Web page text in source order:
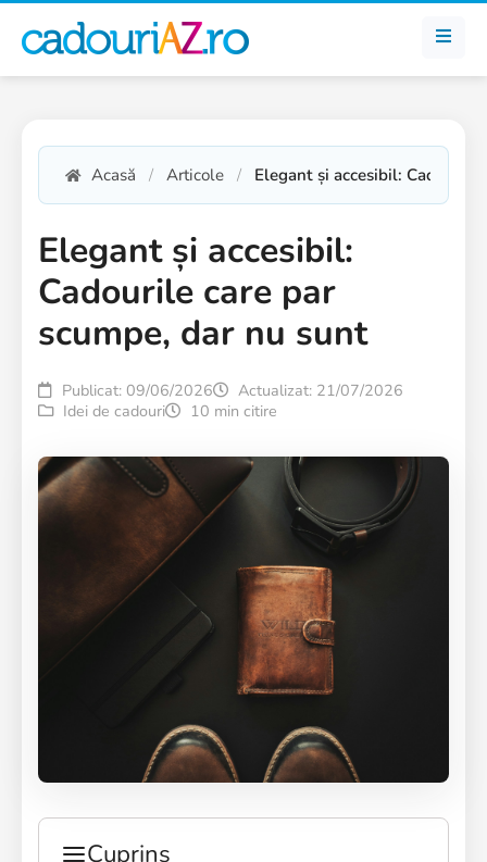
Acasă Articole Elegant și accesibil:
Elegant și accesibil:
Cadourile care par
scumpe, dar nu sunt
Publicat: 09/06/2026
Actualizat: 21/07/2026
Idei de cadouri
10 min citire
Cuprins